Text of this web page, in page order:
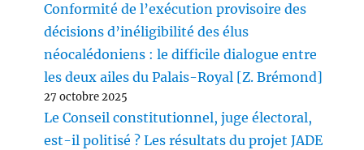
Conformité de l’exécution provisoire des
décisions d’inéligibilité des élus
néocalédoniens : le difficile dialogue entre
les deux ailes du Palais-Royal [Z. Brémond]
27 octobre 2025
Le Conseil constitutionnel, juge électoral,
est-il politisé ? Les résultats du projet JADE